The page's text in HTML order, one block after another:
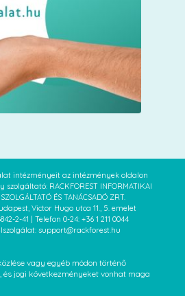
intézményeit az intézmények oldalon
RACKFOREST INFORMATIKAI
ÉS TANÁCSADÓ ZRT.
Victor Hugo utca 11., 5. emelet
2-41 | Telefon 0-24: +36 1 211 0044
support@rackforest.hu
vagy egyéb módon történő
jogi következményeket vonhat maga